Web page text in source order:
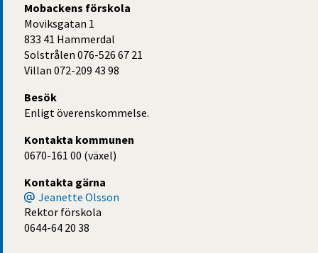
Mobackens förskola
Moviksgatan 1
833 41 Hammerdal
Solstrålen 076-526 67 21
Villan 072-209 43 98
Besök
Enligt överenskommelse.
Kontakta kommunen
0670-161 00 (växel)
Kontakta gärna
Jeanette Olsson
Rektor förskola
0644-64 20 38